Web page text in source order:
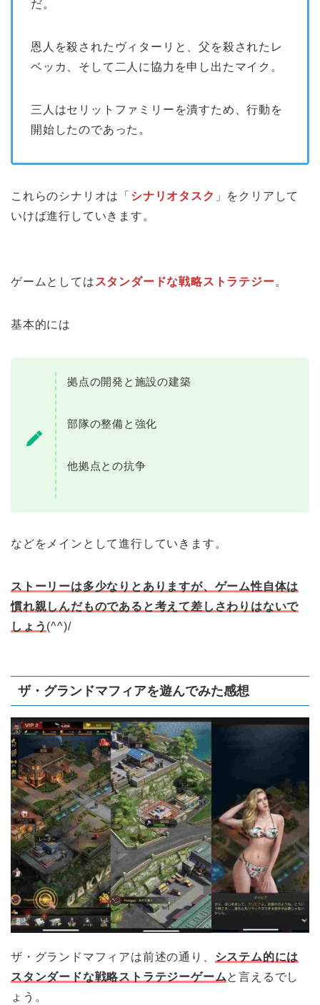
だ。
恩人を殺されたヴィターリと、父を殺されたレ
ベッカ、そして二人に協力を申し出たマイク。
三人はセリットファミリーを潰すため、行動を
開始したのであった。
これらのシナリオは「 シナリオタスク 」をクリアして
いけば進行していきます。
ゲームとしては スタンダードな戦略ストラテジー。
基本的には
拠点の開発と施設の建築
部隊の整備と強化
他拠点との抗争
などをメインとして進行していきます。
ストーリーは多少なりとありますが、ゲーム性自体は
慣れ親しんだものであると考えて差しさわりはないで
しょう (^^)/
ザ・グランドマフィアを遊んでみた感想
ザ・グランドマフィアは前述の通り、 システム的には
スタンダードな戦略ストラテジーゲームと言えるでし
ょう。